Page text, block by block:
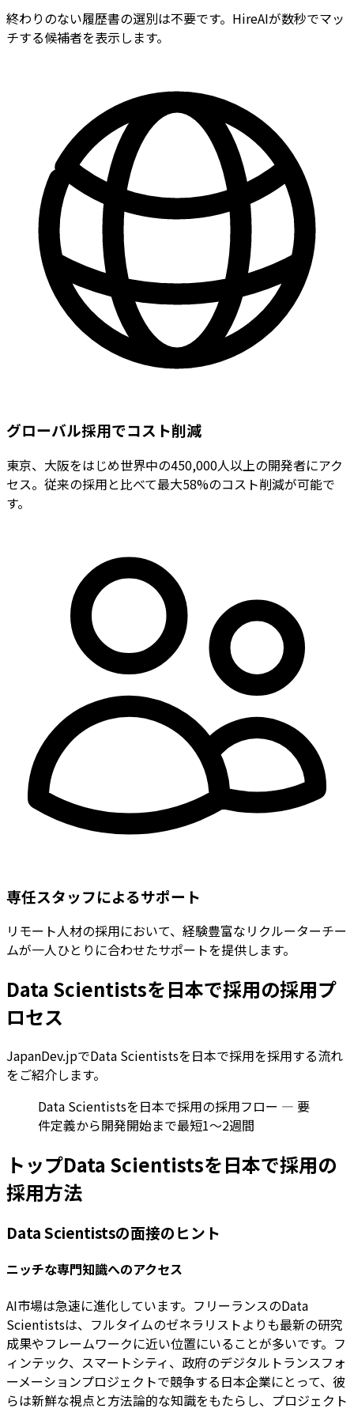
終わりのない履歴書の選別は不要です。HireAIが数秒でマッ
チする候補者を表示します。
グローバル採用でコスト削減
東京、大阪をはじめ世界中の450,000人以上の開発者にアク
セス。従来の採用と比べて最大58%のコスト削減が可能で
す。
専任スタッフによるサポート
リモート人材の採用において、経験豊富なリクルーターチー
ムが一人ひとりに合わせたサポートを提供します。
Data Scientistsを日本で採用の採用プ
ロセス
JapanDev.jpでData Scientistsを日本で採用を採用する流れ
をご紹介します。
Data Scientistsを日本で採用の採用フロー — 要
件定義から開発開始まで最短1〜2週間
トップData Scientistsを日本で採用の
採用方法
Data Scientistsの面接のヒント
ニッチな専門知識へのアクセス
AI市場は急速に進化しています。フリーランスのData
Scientistsは、フルタイムのゼネラリストよりも最新の研究
成果やフレームワークに近い位置にいることが多いです。フ
ィンテック、スマートシティ、政府のデジタルトランスフォ
ーメーションプロジェクトで競争する日本企業にとって、彼
らは新鮮な視点と方法論的な知識をもたらし、プロジェクト